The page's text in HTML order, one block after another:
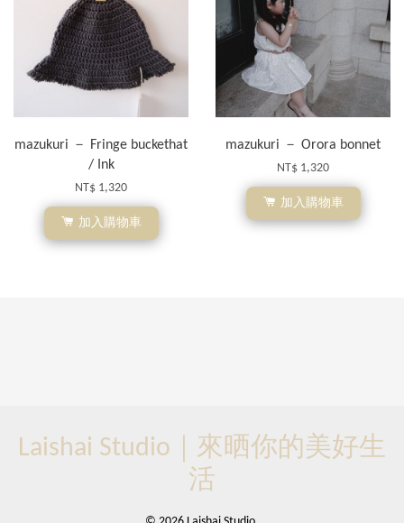
mazukuri － Fringe buckethat
/ Ink
NT$ 1,320
加入購物車
mazukuri － Orora bonnet
NT$ 1,320
加入購物車
Laishai Studio｜來晒你的美好生
活